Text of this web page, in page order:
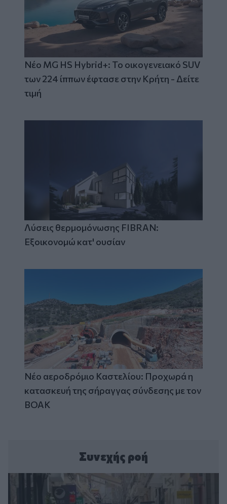
Νέο MG HS Hybrid+: Το οικογενειακό SUV
των 224 ίππων έφτασε στην Κρήτη - Δείτε
τιμή
Λύσεις θερμομόνωσης FIBRAN:
Εξοικονομώ κατ' ουσίαν
Νέο αεροδρόμιο Καστελίου: Προχωρά η
κατασκευή της σήραγγας σύνδεσης με τον
ΒΟΑΚ
Συνεχής ροή